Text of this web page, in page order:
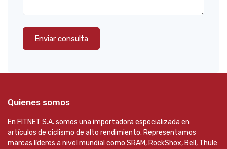
Enviar consulta
Quienes somos
En FITNET S.A. somos una importadora especializada en
artículos de ciclismo de alto rendimiento. Representamos
marcas líderes a nivel mundial como SRAM, RockShox, Bell, Thule